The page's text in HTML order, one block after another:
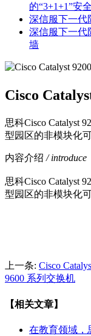
的“3+1+1”安
深信服下一代
深信服下一代
墙
Cisco
思科Cisco Catalyst
型园区的非模块化
内容介绍 / introduce
思科Cisco Catalyst
型园区的非模块化
上一条: Cisco
9600 系列交换机
【相关文章】
在教育领域，